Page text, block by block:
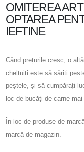
OMITEREA
OPTAREA
IEFTINE
Când prețurile cresc, o
cheltuiți este să săriți
peștele, și să cumpărați
loc de bucăți de carne
În loc de produse de
marcă de magazin.